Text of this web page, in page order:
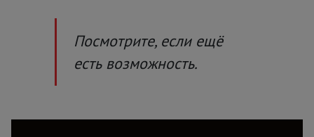
Посмотрите, если ещё
есть возможность.